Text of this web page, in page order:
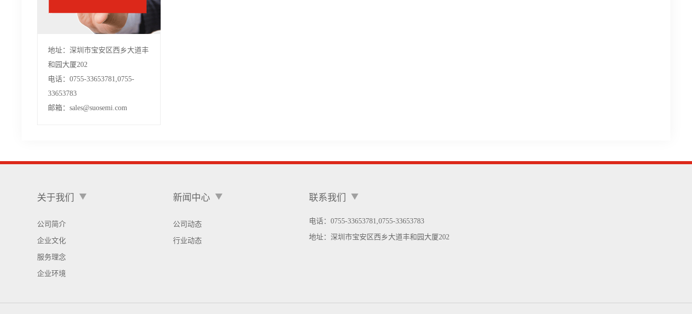
地址：深圳市宝安区西乡大道丰
和园大厦202
电话：0755-33653781,0755-
33653783
邮箱：sales@suosemi.com
关于我们
公司简介
企业文化
服务理念
企业环境
新闻中心
公司动态
行业动态
联系我们
电话：0755-33653781,0755-33653783
地址： 深圳市宝安区西乡大道丰和园大厦202